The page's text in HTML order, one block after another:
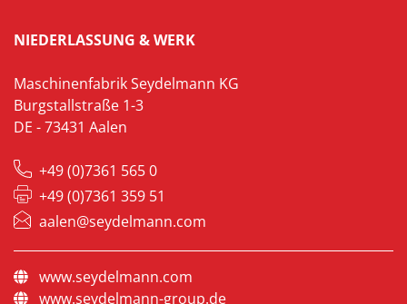
NIEDERLASSUNG & WERK
Maschinenfabrik Seydelmann KG
Burgstallstraße 1-3
DE - 73431 Aalen
+49 (0)7361 565 0
+49 (0)7361 359 51
aalen@seydelmann.com
www.seydelmann.com
www.seydelmann-group.de